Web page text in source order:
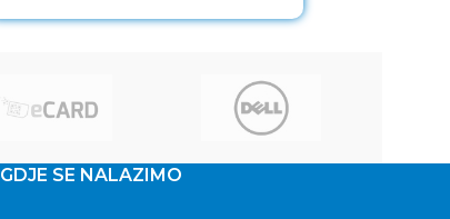
GDJE SE NALAZIMO